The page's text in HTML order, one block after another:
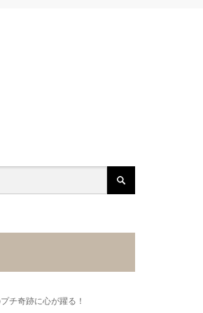
チ奇跡に心が躍る！